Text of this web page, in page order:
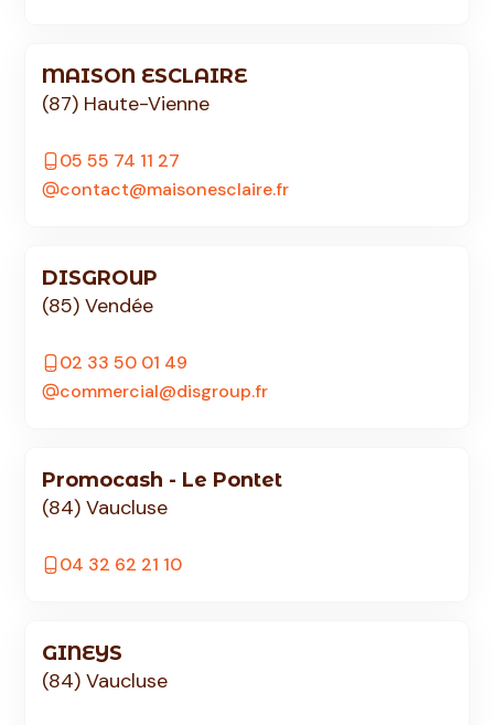
MAISON ESCLAIRE
(87) Haute-Vienne
05 55 74 11 27
contact@maisonesclaire.fr
DISGROUP
(85) Vendée
02 33 50 01 49
commercial@disgroup.fr
Promocash - Le Pontet
(84) Vaucluse
04 32 62 21 10
GINEYS
(84) Vaucluse